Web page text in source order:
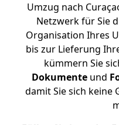
Umzug nach
Netzwerk für Sie
Organisation Ihres
bis zur Lieferung
kümmern Sie
Dokumenteund
damit Sie sich keine